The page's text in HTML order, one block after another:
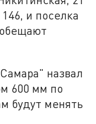
и поселка
назвал
600 мм по
будут менять